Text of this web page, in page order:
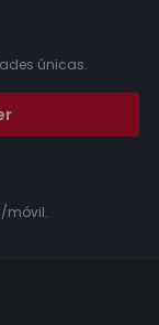
únicas.
móvil.